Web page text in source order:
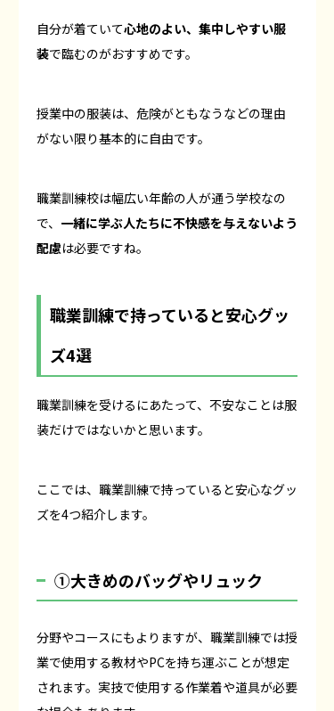
自分が着ていて心地のよい、集中しやすい服
装で臨むのがおすすめです。
授業中の服装は、危険がともなうなどの理由
がない限り基本的に自由です。
職業訓練校は幅広い年齢の人が通う学校なの
で、 一緒に学ぶ人たちに不快感を与えないよう
配慮は必要ですね。
職業訓練で持っていると安心グッ
ズ4選
職業訓練を受けるにあたって、不安なことは服
装だけではないかと思います。
ここでは、職業訓練で持っていると安心なグッ
ズを4つ紹介します。
①大きめのバッグやリュック
分野やコースにもよりますが、職業訓練では授
業で使用する教材やPCを持ち運ぶことが想定
されます。実技で使用する作業着や道具が必要